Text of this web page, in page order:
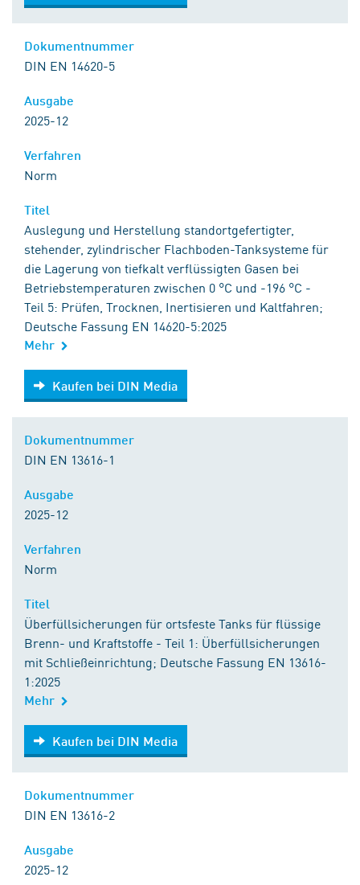
DIN EN 14620-5
2025-12
Norm
Auslegung und Herstellung standortgefertigter,
stehender, zylindrischer Flachboden-Tanksysteme für
die Lagerung von tiefkalt verflüssigten Gasen bei
Betriebstemperaturen zwischen 0 °C und -196 °C -
Teil 5: Prüfen, Trocknen, Inertisieren und Kaltfahren;
Deutsche Fassung EN 14620-5:2025
Mehr
Kaufen bei DIN Media
Kaufen bei DIN Media
DIN EN 13616-1
2025-12
Norm
Überfüllsicherungen für ortsfeste Tanks für flüssige
Brenn- und Kraftstoffe - Teil 1: Überfüllsicherungen
mit Schließeinrichtung; Deutsche Fassung EN 13616-
1:2025
Mehr
Kaufen bei DIN Media
Kaufen bei DIN Media
DIN EN 13616-2
2025-12